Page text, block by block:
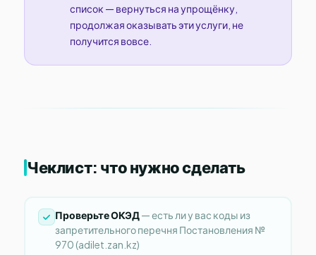
список — вернуться на упрощёнку,
продолжая оказывать эти услуги, не
получится вовсе.
Чеклист: что нужно сделать
Проверьте ОКЭД— есть ли у вас коды из
запретительного перечня Постановления №
970 (adilet.zan.kz)